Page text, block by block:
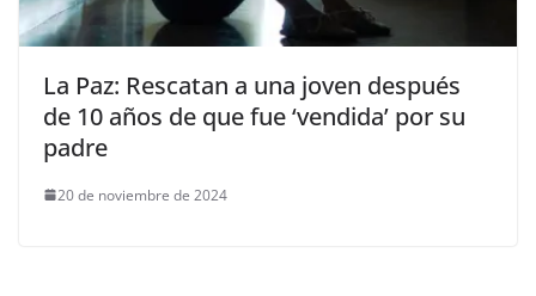
La Paz: Rescatan a una joven después
de 10 años de que fue ‘vendida’ por su
padre
20 de noviembre de 2024